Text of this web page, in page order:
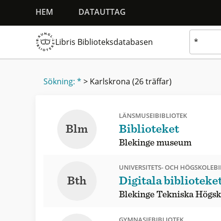
HEM DATAUTTAG
Libris Biblioteksdatabasen
Sökning: * > Karlskrona (26 träffar)
Blm
LÄNSMUSEIBIBLIOTEK
Biblioteket
Blekinge museum
Bth
UNIVERSITETS- OCH
Digitala
Blekinge Tekniska